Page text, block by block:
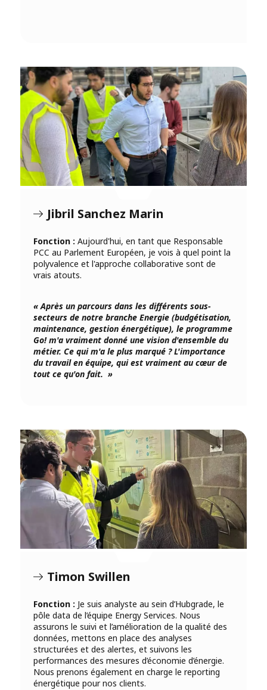
Jibril Sanchez Marin
Fonction : Aujourd'hui, en tant que Responsable
PCC au Parlement Européen, je vois à quel point la
polyvalence et l'approche collaborative sont de
vrais atouts.
« Après un parcours dans les différents sous-
secteurs de notre branche Energie (budgétisation,
maintenance, gestion énergétique), le programme
Go! m'a vraiment donné une vision d'ensemble du
métier. Ce qui m'a le plus marqué ? L'importance
du travail en équipe, qui est vraiment au cœur de
tout ce qu'on fait. »
Timon Swillen
Fonction : Je suis analyste au sein d’Hubgrade, le
pôle data de l’équipe Energy Services. Nous
assurons le suivi et l’amélioration de la qualité des
données, mettons en place des analyses
structurées et des alertes, et suivons les
performances des mesures d’économie d’énergie.
Nous prenons également en charge le reporting
énergétique pour nos clients.